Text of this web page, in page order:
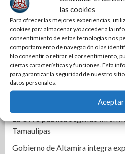
las cookies
Para ofrecer las mejores experiencias,
cookies para almacenar y/o acceder a la
consentimiento de estas tecnologías nos
comportamiento de navegación o las
No consentir o retirar el consentimiento,
ciertas características y funciones. Esta
para garantizar la seguridad de nuestro
datos personales.
Aceptar
Una Tras Otra | Colosio va por
León
Tamaulipas sigue impulsando
infraestructura con sentido
Ciclista termina lesionado tras
de un automóvil
Prepara DIF Tamaulipas
mes de las personas adultas
La ONU publica Segundo
Tamaulipas
Gobierno de Altamira integra